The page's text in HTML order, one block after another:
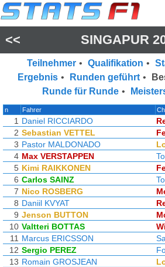
<< SINGAPUR
Teilnehmer • Qualifikation •
Ergebnis • Runden geführt •
Runde für Runde •
n Fahrer
1 Daniel RICCIARDO
2 Sebastian VETTEL
3 Pastor MALDONADO
4 Max VERSTAPPEN
5 Kimi RAIKKONEN
6 Carlos SAINZ
7 Nico ROSBERG
8 Daniil KVYAT
9 Jenson BUTTON
10 Valtteri BOTTAS
11 Marcus ERICSSON
12 Sergio PEREZ
13 Romain GROSJEAN